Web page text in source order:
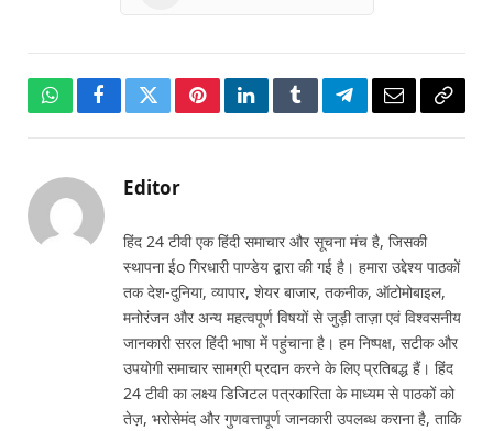
WhatsAppFacebookTwitterPinterestLinkedInTumblrTelegramEmailCopy
Editor
हिंद 24 टीवी एक हिंदी समाचार और सूचना मंच है, जिसकी
स्थापना ईo गिरधारी पाण्डेय द्वारा की गई है। हमारा उद्देश्य पाठकों
तक देश-दुनिया, व्यापार, शेयर बाजार, तकनीक, ऑटोमोबाइल,
मनोरंजन और अन्य महत्वपूर्ण विषयों से जुड़ी ताज़ा एवं विश्वसनीय
जानकारी सरल हिंदी भाषा में पहुंचाना है। हम निष्पक्ष, सटीक और
उपयोगी समाचार सामग्री प्रदान करने के लिए प्रतिबद्ध हैं। हिंद
24 टीवी का लक्ष्य डिजिटल पत्रकारिता के माध्यम से पाठकों को
तेज़, भरोसेमंद और गुणवत्तापूर्ण जानकारी उपलब्ध कराना है, ताकि